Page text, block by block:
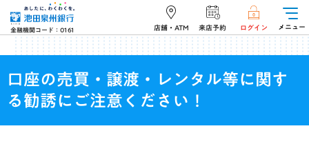
金融機関コード：0161 店舗・ATM 来店予約 ログイン メニュー
口座の売買・譲渡・レンタル等に関す
る勧誘にご注意ください！